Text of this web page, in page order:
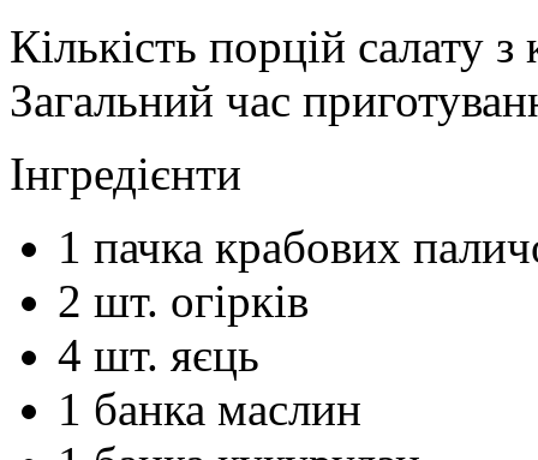
Кількість порцій салату
Загальний час
Інгредієнти
1 пачка крабових
2 шт. огірків
4 шт. яєць
1 банка маслин